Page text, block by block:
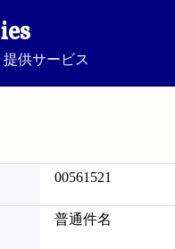
供サービス
00561521
普通件名